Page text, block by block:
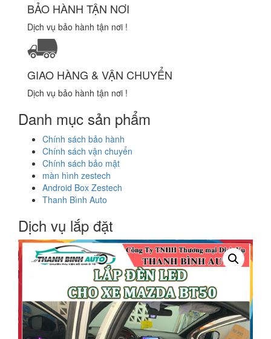
BẢO HÀNH TẬN NƠI
Dịch vụ bảo hành tận nơi !
GIAO HÀNG & VẬN CHUYỂN
Dịch vụ bảo hành tận nơi !
Danh mục sản phẩm
Chính sách bảo hành
Chính sách vận chuyển
Chính sách bảo mật
màn hình zestech
Android Box Zestech
Thanh Bình Auto
Dịch vụ lắp đặt